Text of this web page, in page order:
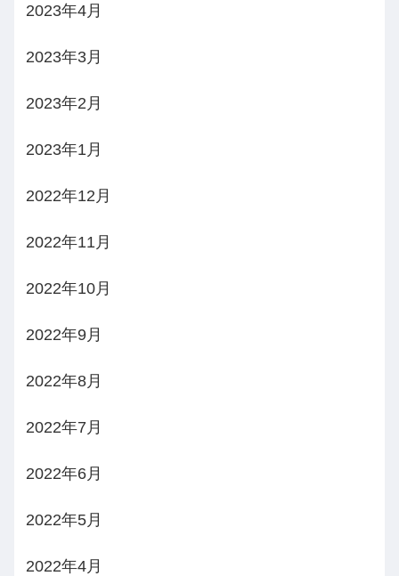
2023年4月
2023年3月
2023年2月
2023年1月
2022年12月
2022年11月
2022年10月
2022年9月
2022年8月
2022年7月
2022年6月
2022年5月
2022年4月